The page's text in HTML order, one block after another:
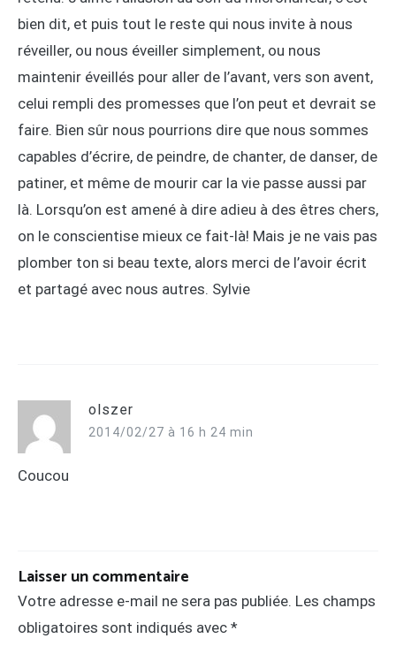
bien dit, et puis tout le reste qui nous invite à nous
réveiller, ou nous éveiller simplement, ou nous
maintenir éveillés pour aller de l’avant, vers son avent,
celui rempli des promesses que l’on peut et devrait se
faire. Bien sûr nous pourrions dire que nous sommes
capables d’écrire, de peindre, de chanter, de danser, de
patiner, et même de mourir car la vie passe aussi par
là. Lorsqu’on est amené à dire adieu à des êtres chers,
on le conscientise mieux ce fait-là! Mais je ne vais pas
plomber ton si beau texte, alors merci de l’avoir écrit
et partagé avec nous autres. Sylvie
olszer
2014/02/27 à 16 h 24 min
Coucou
Laisser un commentaire
Votre adresse e-mail ne sera pas publiée. Les champs
obligatoires sont indiqués avec *